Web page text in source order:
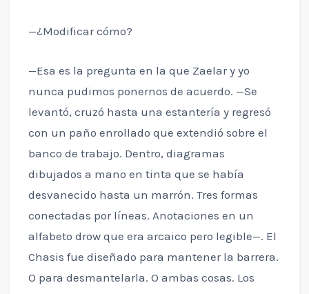
—¿Modificar cómo?
—Esa es la pregunta en la que Zaelar y yo
nunca pudimos ponernos de acuerdo. —Se
levantó, cruzó hasta una estantería y regresó
con un paño enrollado que extendió sobre el
banco de trabajo. Dentro, diagramas
dibujados a mano en tinta que se había
desvanecido hasta un marrón. Tres formas
conectadas por líneas. Anotaciones en un
alfabeto drow que era arcaico pero legible—. El
Chasis fue diseñado para mantener la barrera.
O para desmantelarla. O ambas cosas. Los